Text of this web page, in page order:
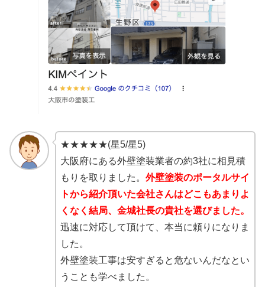
★★★★★(星5/星5)
大阪府にある外壁塗装業者の約3社に相見積
もりを取りました。 外壁塗装のポータルサイ
トから紹介頂いた会社さんはどこもあまりよ
くなく結局、金城社長の貴社を選びました。
迅速に対応して頂けて、本当に頼りになりま
した。
外壁塗装工事は安すぎると危ないんだなとい
うことも学べました。